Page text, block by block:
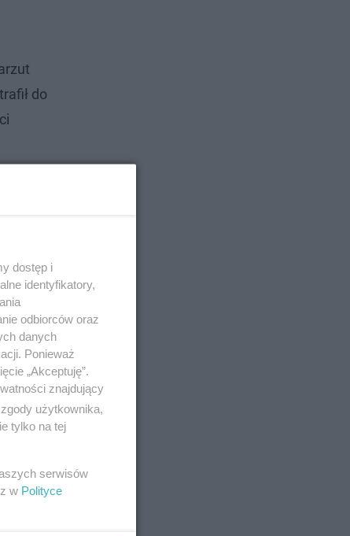
do
dostęp i
identyfikatory,
odbiorców oraz
danych
Ponieważ
„Akceptuję”.
znajdujący
użytkownika,
tylko na tej
serwisów
w Polityce